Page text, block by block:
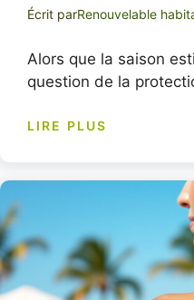
Écrit parRenouvelable
Alors que la saison
question de la
LIRE PLUS